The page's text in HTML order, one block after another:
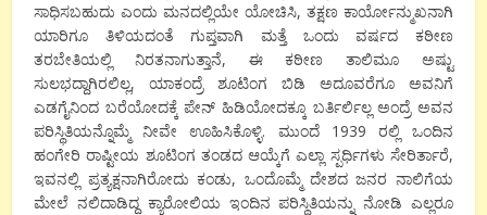
ಸಾಧಿಸಬಹುದು ಎಂದು ಮನದಲ್ಲಿಯೇ ಯೋಚಿಸಿ, ತಕ್ಷಣ ಕಾರ್ಯೋನ್ಮುಖನಾಗಿ
ಯಾರಿಗೂ ತಿಳಿಯದಂತೆ ಗುಪ್ತವಾಗಿ ಮತ್ತೆ ಒಂದು ವರ್ಷದ ಕಠೀಣ
ತರಬೇತಿಯಲ್ಲಿ ನಿರತನಾಗುತ್ತಾನೆ, ಈ ಕಠೀಣ ತಾಲಿಮೂ ಅಷ್ಟು
ಸುಲಭದ್ದಾಗಿರಲಿಲ್ಲ, ಯಾಕಂದ್ರೆ ಶೂಟಿಂಗ ಬಿಡಿ ಅದೂವರೆಗೂ ಅವನಿಗೆ
ಎಡಗೈನಿಂದ ಬರೆಯೋದಕ್ಕೆ ಪೇನ್ ಹಿಡಿಯೋದಕ್ಕೂ ಬರ್ತಿರ್ಲಿಲ್ಲ ಅಂದ್ರೆ ಅವನ
ಪರಿಸ್ಥಿತಿಯನ್ನೊಮ್ಮೆ ನೀವೇ ಊಹಿಸಿಕೊಳ್ಳಿ. ಮುಂದೆ 1939 ರಲ್ಲಿ ಒಂದಿನ
ಹಂಗೇರಿ ರಾಷ್ಟೀಯ ಶೂಟಿಂಗ ತಂಡದ ಆಯ್ಕೆಗೆ ಎಲ್ಲಾ ಸ್ಪರ್ಧಿಗಳು ಸೇರಿರ್ತಾರೆ,
ಇವನಲ್ಲಿ ಪ್ರತ್ಯಕ್ಷನಾಗಿರೋದು ಕಂಡು, ಒಂದೊಮ್ಮೆ ದೇಶದ ಜನರ ನಾಲಿಗೆಯ
ಮೇಲೆ ನಲಿದಾಡಿದ್ದ ಕ್ಯಾರೋಲಿಯ ಇಂದಿನ ಪರಿಸ್ಥಿತಿಯನ್ನು ನೋಡಿ ಎಲ್ಲರೂ